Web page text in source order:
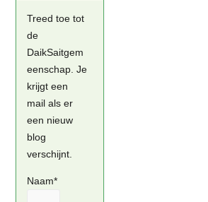
Treed toe tot
de
DaikSaitgem
eenschap. Je
krijgt een
mail als er
een nieuw
blog
verschijnt.
Naam*